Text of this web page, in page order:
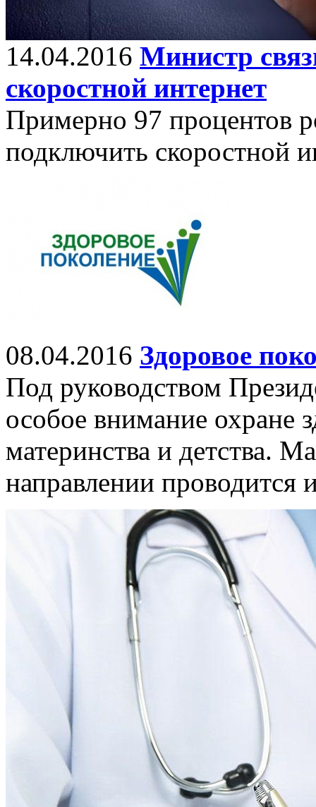
14.04.2016 Министр
скоростной интернет
Примерно 97 процентов
подключить скоростной
08.04.2016 Здоровое
Под руководством
особое внимание охране
материнства и детства.
направлении проводится